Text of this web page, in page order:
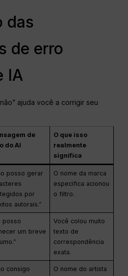
das
de erro
IA
ajuda você a corrigir seu
de
do AI
O que isso
realmente
significa
posso gerar
por
autorais.”
O nome da marca
específica acionou
o filtro.
posso
um breve
Você colou muito
texto de
correspondência
exata.
consigo
O nome do artista